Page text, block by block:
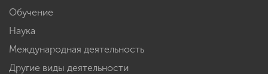
Обучение
Наука
Международная деятельность
Другие виды деятельности